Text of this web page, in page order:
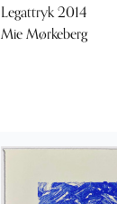
Legattryk 2014
Mie Mørkeberg